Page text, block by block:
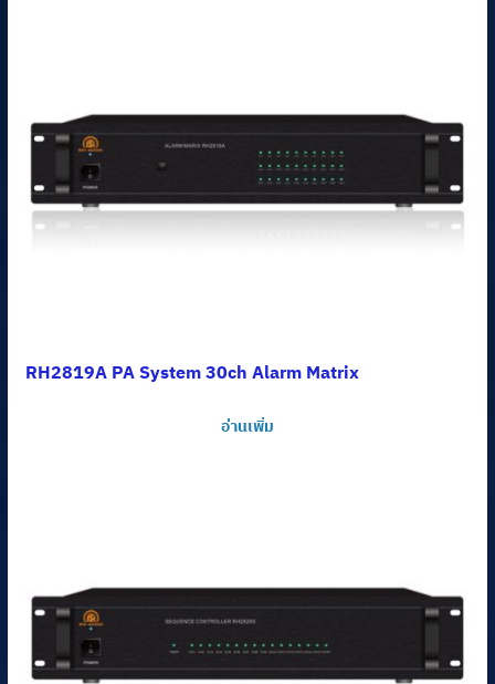
RH2819A PA System 30ch Alarm Matrix
อ่านเพิ่ม